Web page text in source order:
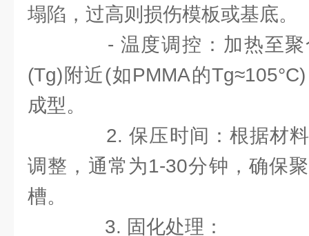
塌陷，过高则损伤模板或基底。
- 温度调控：加热至聚
(Tg)附近(如PMMA的
成型。
2. 保压时间：根据材料
调整，通常为1-30分钟，确保
槽。
3. 固化处理：